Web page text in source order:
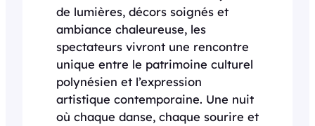
de lumières, décors soignés et
ambiance chaleureuse, les
spectateurs vivront une rencontre
unique entre le patrimoine culturel
polynésien et l’expression
artistique contemporaine. Une nuit
où chaque danse, chaque sourire et